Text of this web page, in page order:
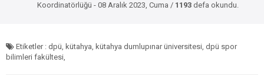
Koordinatörlüğü - 08 Aralık 2023, Cuma / 1193 defa okundu.
Etiketler : dpü, kütahya, kütahya dumlupınar üniversitesi, dpü spor
bilimleri fakültesi,